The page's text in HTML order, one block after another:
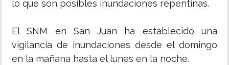
lo que son posibles inundaciones repentinas.
El SNM en San Juan ha establecido una
vigilancia de inundaciones desde el domingo
en la mañana hasta el lunes en la noche.